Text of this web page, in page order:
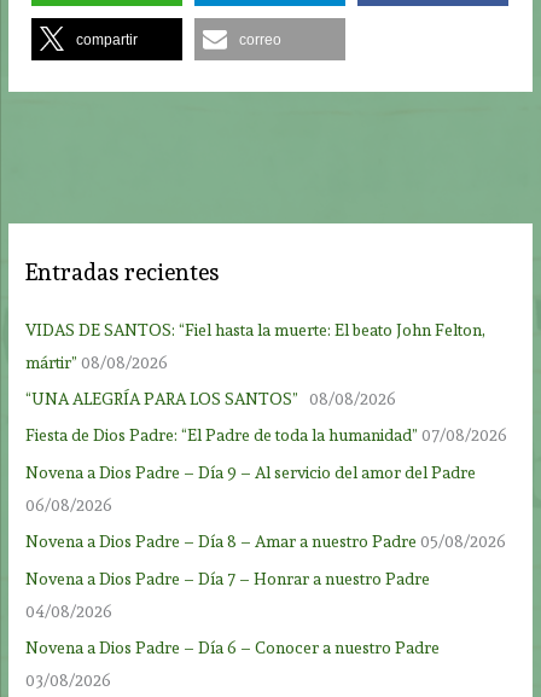
compartir correo
Entradas recientes
VIDAS DE SANTOS: “Fiel hasta la muerte: El beato John Felton,
mártir” 08/08/2026
“UNA ALEGRÍA PARA LOS SANTOS”
08/08/2026
Fiesta de Dios Padre: “El Padre de toda la humanidad” 07/08/2026
Novena a Dios Padre – Día 9 – Al servicio del amor del Padre
06/08/2026
Novena a Dios Padre – Día 8 – Amar a nuestro Padre 05/08/2026
Novena a Dios Padre – Día 7 – Honrar a nuestro Padre
04/08/2026
Novena a Dios Padre – Día 6 – Conocer a nuestro Padre
03/08/2026